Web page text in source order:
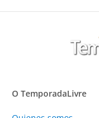
O TemporadaLivre